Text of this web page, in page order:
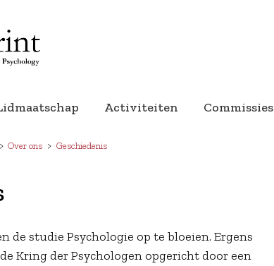
Activiteiten Commissies
Over ons Geschiedenis
de studie Psychologie op te bloeien. Ergens
Kring der Psychologen opgericht door een